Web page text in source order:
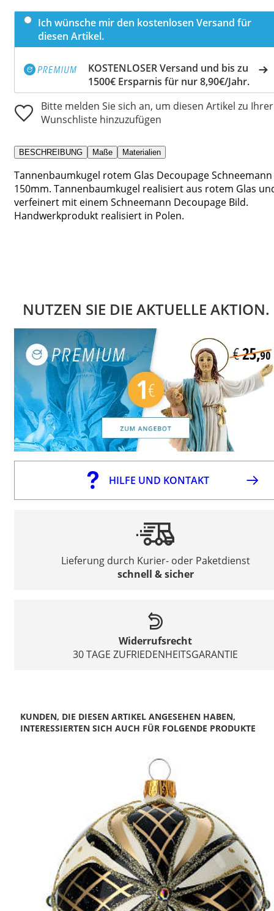
Ich wünsche mir den kostenlosen Versand für
diesen Artikel.
KOSTENLOSER Versand und bis zu
1500€ Ersparnis für nur 8,90€/Jahr.
Bitte melden Sie sich an, um diesen Artikel zu Ihrer
Wunschliste hinzuzufügen
BESCHREIBUNG Maße Materialien
Tannenbaumkugel rotem Glas Decoupage Schneemann
150mm. Tannenbaumkugel realisiert aus rotem Glas
verfeinert mit einem Schneemann Decoupage Bild.
Handwerkprodukt realisiert in Polen.
NUTZEN SIE DIE AKTUELLE AKTION.
HILFE UND KONTAKT
Lieferung durch Kurier- oder Paketdienst
schnell & sicher
Widerrufsrecht
30 TAGE ZUFRIEDENHEITSGARANTIE
KUNDEN, DIE DIESEN ARTIKEL ANGESEHEN HABEN,
INTERESSIERTEN SICH AUCH FÜR FOLGENDE PRODUKTE